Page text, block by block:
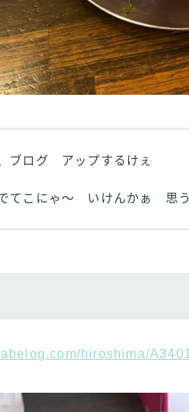
ブログ アップするけぇ
てこにゃ～ いけんかぁ 思う
hiroshima/